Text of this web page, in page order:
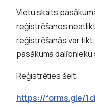
Vietu skaits
reģistrēšanos
reģistrēšanās var
pasākuma dalībnieku
Reģistrēties šeit:
https://forms.gle/